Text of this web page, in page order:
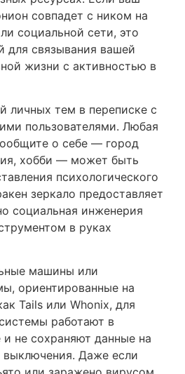
совпадет с ником на
социальной сети, это
для связывания вашей
жизни с активностью в
личных тем в переписке с
пользователями. Любая
о себе — город
хобби — может быть
психологического
зеркало предоставляет
социальная инженерия
в руках
машины или
ориентированные на
Tails или Whonix, для
работают в
не сохраняют данные на
Даже если